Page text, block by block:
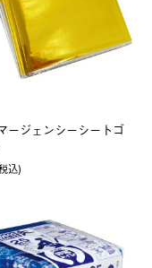
ージェンシーシートゴ
込)